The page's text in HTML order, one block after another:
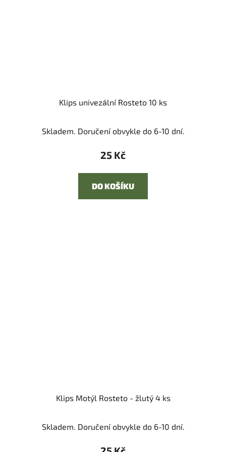
Klips univezální Rosteto 10 ks
Skladem. Doručení obvykle do 6-10 dní.
25 Kč
DO KOŠÍKU
Klips Motýl Rosteto - žlutý 4 ks
Skladem. Doručení obvykle do 6-10 dní.